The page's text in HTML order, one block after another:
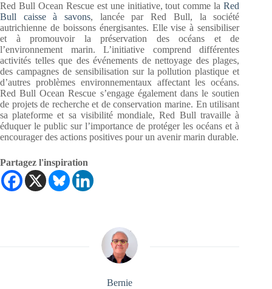
Red Bull Ocean Rescue est une initiative, tout comme laRed
Bull caisse à savons, lancée par Red Bull, la société
autrichienne de boissons énergisantes. Elle vise à sensibiliser
et à promouvoir la préservation des océans et de
l’environnement marin. L’initiative comprend différentes
activités telles que des événements de nettoyage des plages,
des campagnes de sensibilisation sur la pollution plastique et
d’autres problèmes environnementaux affectant les océans.
Red Bull Ocean Rescue s’engage également dans le soutien
de projets de recherche et de conservation marine. En utilisant
sa plateforme et sa visibilité mondiale, Red Bull travaille à
éduquer le public sur l’importance de protéger les océans et à
encourager des actions positives pour un avenir marin durable.
Partagez l'inspiration
Bernie